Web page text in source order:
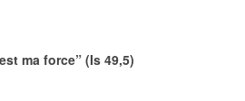
ma force” (Is 49,5)